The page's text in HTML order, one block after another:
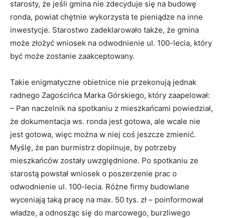
starosty, że jeśli gmina nie zdecyduje się na budowę
ronda, powiat chętnie wykorzysta te pieniądze na inne
inwestycje. Starostwo zadeklarowało także, że gmina
może złożyć wniosek na odwodnienie ul. 100-lecia, który
być może zostanie zaakceptowany.
Takie enigmatyczne obietnice nie przekonują jednak
radnego Zagościńca Marka Górskiego, który zaapelował:
– Pan naczelnik na spotkaniu z mieszkańcami powiedział,
że dokumentacja ws. ronda jest gotowa, ale wcale nie
jest gotowa, więc można w niej coś jeszcze zmienić.
Myślę, że pan burmistrz dopilnuje, by potrzeby
mieszkańców zostały uwzględnione. Po spotkaniu ze
starostą powstał wniosek o poszerzenie prac o
odwodnienie ul. 100-lecia. Różne firmy budowlane
wyceniają taką pracę na max. 50 tys. zł – poinformował
władze, a odnosząc się do marcowego, burzliwego